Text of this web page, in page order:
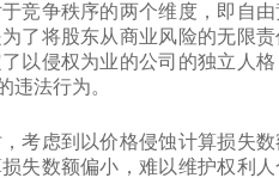
争秩序的两个维度，即自由
了将股东从商业风险的无限
以侵权为业的公司的独立人
违法行为。
虑到以价格侵蚀计算损失数
失数额偏小，难以维护权利人